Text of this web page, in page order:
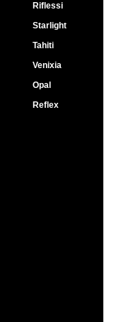
Riflessi
Starlight
Tahiti
Venixia
Opal
Reflex